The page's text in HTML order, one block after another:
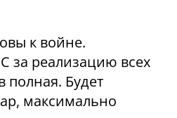
к войне.
за реализацию всех
полная. Будет
максимально